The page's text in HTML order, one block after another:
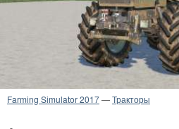
Farming Simulator 2017—Тракторы